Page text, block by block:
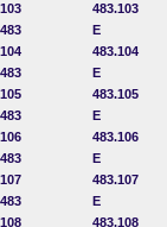
103
483.103
483
104
E
483.104
483
105
E
483.105
483
106
E
483.106
483
107
E
483.107
483
108
E
483.108